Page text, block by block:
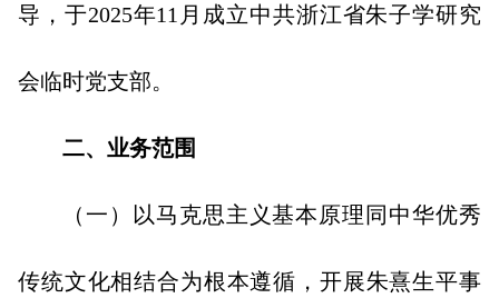
导，于2025年11月成立中共浙江省朱子学研究
会临时党支部。
二、业务范围
（一）以马克思主义基本原理同中华优秀
传统文化相结合为根本遵循，开展朱熹生平事